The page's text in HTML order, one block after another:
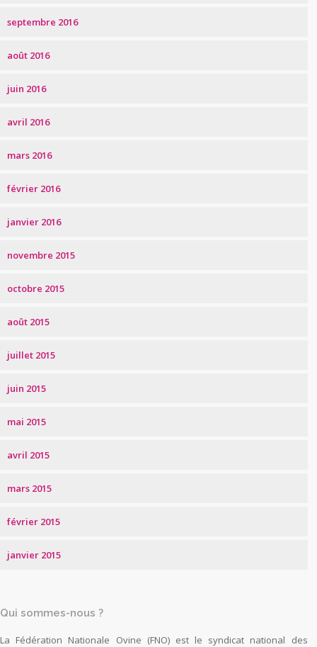
septembre 2016
août 2016
juin 2016
avril 2016
mars 2016
février 2016
janvier 2016
novembre 2015
octobre 2015
août 2015
juillet 2015
juin 2015
mai 2015
avril 2015
mars 2015
février 2015
janvier 2015
Qui sommes-nous ?
La Fédération Nationale Ovine (FNO) est le syndicat national des